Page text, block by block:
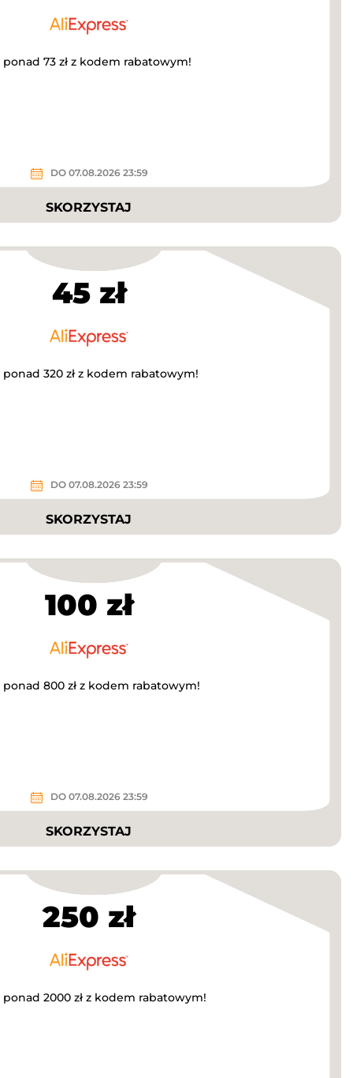
73 zł z kodem rabatowym!
DO 07.08.2026 23:59
SKORZYSTAJ
45 zł
320 zł z kodem rabatowym!
DO 07.08.2026 23:59
SKORZYSTAJ
100 zł
800 zł z kodem rabatowym!
DO 07.08.2026 23:59
SKORZYSTAJ
250 zł
2000 zł z kodem rabatowym!